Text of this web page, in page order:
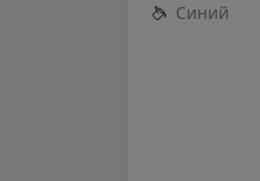
Синий